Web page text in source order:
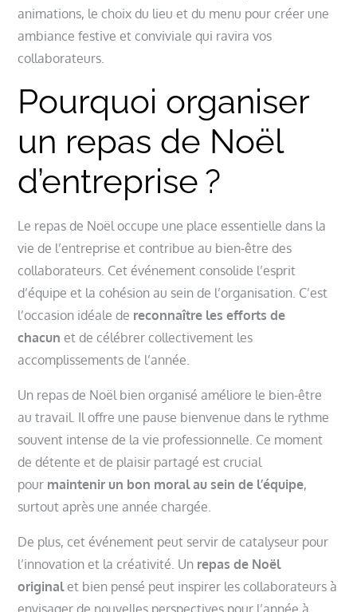
animations, le choix du lieu et du menu pour créer une
ambiance festive et conviviale qui ravira vos
collaborateurs.
Pourquoi organiser
un repas de Noël
d’entreprise ?
Le repas de Noël occupe une place essentielle dans la
vie de l’entreprise et contribue au bien-être des
collaborateurs. Cet événement consolide l’esprit
d’équipe et la cohésion au sein de l’organisation. C’est
l’occasion idéale de reconnaître les efforts de
chacun et de célébrer collectivement les
accomplissements de l’année.
Un repas de Noël bien organisé améliore le bien-être
au travail. Il offre une pause bienvenue dans le rythme
souvent intense de la vie professionnelle. Ce moment
de détente et de plaisir partagé est crucial
pour maintenir un bon moral au sein de l’équipe,
surtout après une année chargée.
De plus, cet événement peut servir de catalyseur pour
l’innovation et la créativité. Un repas de Noël
originalet bien pensé peut inspirer les collaborateurs à
envisager de nouvelles perspectives pour l’année à